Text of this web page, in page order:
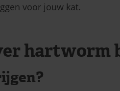
voor jouw kat.
hartworm